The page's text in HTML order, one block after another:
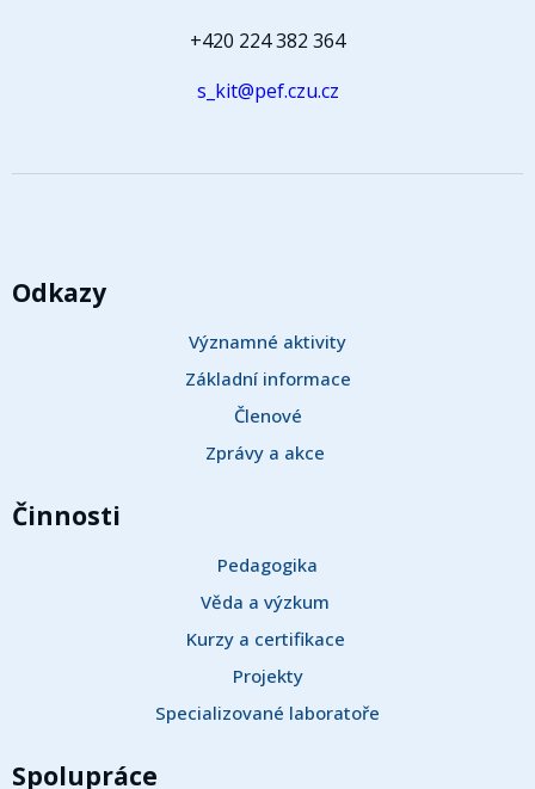
+420 224 382 364
s_kit@pef.czu.cz
Odkazy
Významné aktivity
Základní informace
Členové
Zprávy a akce
Činnosti
Pedagogika
Věda a výzkum
Kurzy a certifikace
Projekty
Specializované laboratoře
Spolupráce